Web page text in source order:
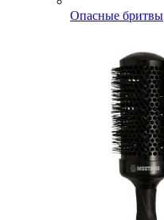
Опасные бритвы